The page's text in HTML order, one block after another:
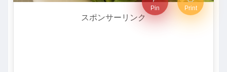
Pin Print
スポンサーリンク